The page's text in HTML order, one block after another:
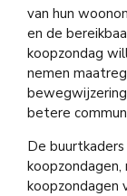
van hun
en de
koopzondag
nemen
betere
De
koopzondagen